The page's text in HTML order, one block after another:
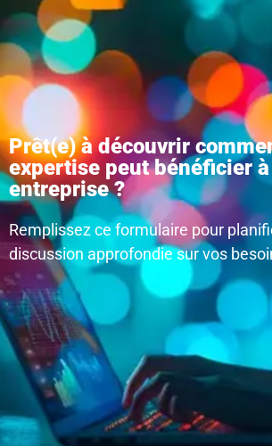
Prêt(e) à découvrir
expertise peut bénéficier
entreprise ?
Remplissez ce formulaire pour
discussion approfondie sur vos